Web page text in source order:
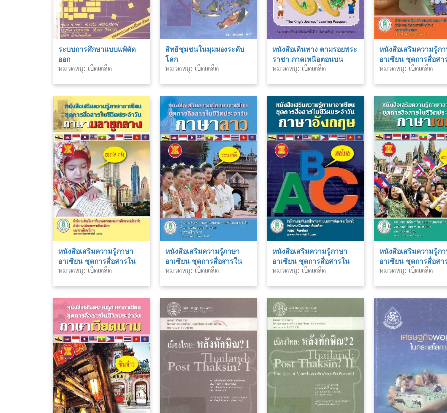
ระบบการศึกษาแบบแพ้คัด
ออก
หมวดหมู่: เบ็ดเตล็ด
สิทธิชุมชนในมุมมองระดับ
โลก
หมวดหมู่: เบ็ดเตล็ด
หนังสือเดินทาง ตามรอยพระ
ราชา ภาคเหนือตอนบน
หมวดหมู่: เบ็ดเตล็ด
หนังสือเสริมความรู้ภ
อาเซียน ชุดการสื่อสา
ชีวิตประจำวัน ภาษา
หมวดหมู่: เบ็ดเตล็ด
หนังสือเสริมความรู้ภาษา
อาเซียน ชุดการสื่อสารใน
ชีวิตประจำวัน ภาษามลายู
หมวดหมู่: เบ็ดเตล็ด
หนังสือเสริมความรู้ภาษา
อาเซียน ชุดการสื่อสารใน
ชีวิตประจำวัน ภาษาลาว
หมวดหมู่: เบ็ดเตล็ด
หนังสือเสริมความรู้ภาษา
อาเซียน ชุดการสื่อสารใน
ชีวิตประจำวัน ภาษาอังกฤษ
หมวดหมู่: เบ็ดเตล็ด
หนังสือเสริมความรู้ภ
อาเซียน ชุดการสื่อสา
ชีวิตประจำวัน ภาษาเ
หมวดหมู่: เบ็ดเตล็ด